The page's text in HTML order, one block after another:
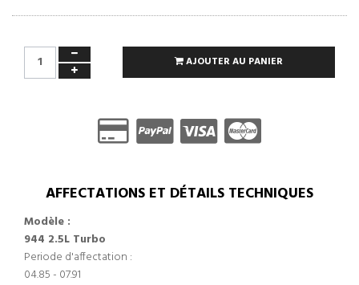
AJOUTER AU PANIER
AFFECTATIONS ET DÉTAILS TECHNIQUES
Modèle :
944 2.5L Turbo
Periode d'affectation :
04.85 - 07.91